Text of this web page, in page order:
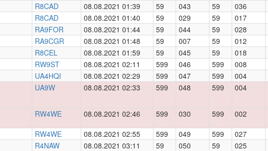
R8CAD 08.08.2021 01:39 59 043 59 036
R8CAD 08.08.2021 01:40 59 029 59 017
RA9FOR 08.08.2021 01:44 59 044 59 028
RA9CGR 08.08.2021 01:48 59 007 59 012
R8CEL 08.08.2021 01:59 59 045 59 018
RW9ST 08.08.2021 02:11 599 046 599 008
UA4HQI 08.08.2021 02:29 599 047 599 004
UA9W 08.08.2021 02:33 599 048 599 004
RW4WE 08.08.2021 02:46 599 030 599 002
RW4WE 08.08.2021 02:55 599 049 599 027
R4NAW 08.08.2021 03:11 59 050 59 025